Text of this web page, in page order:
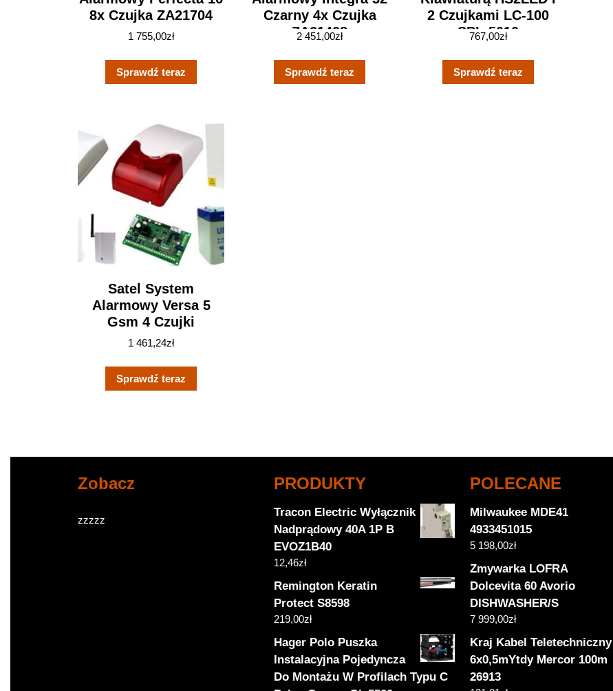
8x Czujka ZA21704
1 755,00zł
Sprawdź teraz
Czarny 4x Czujka
ZA21408
2 451,00zł
Sprawdź teraz
2 Czujkami LC-100
SPL-5010
767,00zł
Sprawdź teraz
Satel System
Alarmowy Versa 5
Gsm 4 Czujki
1 461,24zł
Sprawdź teraz
Zobacz
zzzzz
PRODUKTY
Tracon Electric Wyłącznik
Nadprądowy 40A 1P B
EVOZ1B40
12,46zł
Remington Keratin
Protect S8598
219,00zł
Hager Polo Puszka
Instalacyjna Pojedyncza
Do Montażu W Profilach Typu C
POLECANE
Milwaukee MDE41
4933451015
5 198,00zł
Zmywarka LOFRA
Dolcevita 60 Avorio
DISHWASHER/S
7 999,00zł
Kraj Kabel Teletechniczny
6x0,5mYtdy Mercor 100m
26913